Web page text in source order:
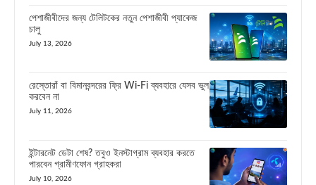
পেশাজীবীদের জন্য টেলিটকের নতুন পেশাজীবী প্যাকেজ
চালু
July 13, 2026
রেস্তোরাঁ বা বিমানবন্দরের ফ্রি Wi-Fi ব্যবহারে যেসব ভুল
করবেন না
July 11, 2026
ইন্টারনেট ডেটা শেষ? তবুও ইনস্টাগ্রাম ব্যবহার করতে
পারবেন গ্রামীণফোন গ্রাহকরা
July 10, 2026